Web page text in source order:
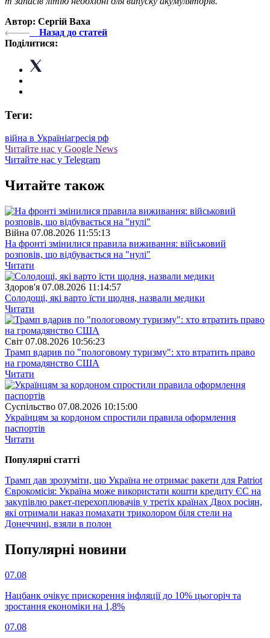
Автор: Сергій Ваха
Назад до статей
Поділитися:
Теги:
війна в Україніагресія рф
Читайте нас у Google News
Читайте нас у Telegram
Читайте також
Війна 07.08.2026 11:55:13
На фронті змінилися правила виживання: військовий
розповів, що відбувається на "нулі"
Читати
Здоров'я 07.08.2026 11:14:57
Солодощі, які варто їсти щодня, назвали медики
Читати
Свiт 07.08.2026 10:56:23
Трамп вдарив по "пологовому туризму": хто втратить право
на громадянство США
Читати
Суспiльство 07.08.2026 10:15:00
Українцям за кордоном спростили правила оформлення
паспортів
Читати
Популярнi статтi
Трамп дав зрозуміти, що Україна не отримає ракети для Patriot
Єврокомісія: Україна може використати кошти кредиту ЄС на
закупівлю ракет-перехоплювачів у третіх країнах Двох росіян,
які отримали наказ помахати триколором біля стели на
Донеччині, взяли в полон
Популярнi новини
07.08
Нацбанк очікує прискорення інфляції до 10% цьогоріч та
зростання економіки на 1,8%
07.08